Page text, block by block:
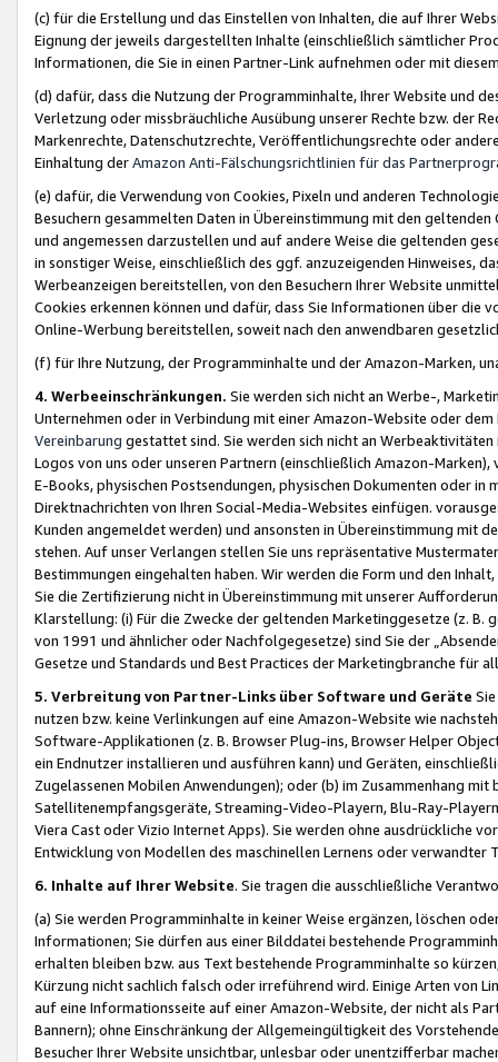
(c) für die Erstellung und das Einstellen von Inhalten, die auf Ihrer
Eignung der jeweils dargestellten Inhalte (einschließlich sämtlicher
Informationen, die Sie in einen Partner-Link aufnehmen oder mit
(d) dafür, dass die Nutzung der Programminhalte, Ihrer Website und
Verletzung oder missbräuchliche Ausübung unserer Rechte bzw. der
Markenrechte, Datenschutzrechte, Veröffentlichungsrechte oder
Einhaltung derAmazon Anti-Fälschungsrichtlinien für das
(e) dafür, die Verwendung von Cookies, Pixeln und anderen
Besuchern gesammelten Daten in Übereinstimmung mit den
und angemessen darzustellen und auf andere Weise die geltenden
in sonstiger Weise, einschließlich des ggf. anzuzeigenden Hinweises,
Werbeanzeigen bereitstellen, von den Besuchern Ihrer Website
Cookies erkennen können und dafür, dass Sie Informationen über die
Online-Werbung bereitstellen, soweit nach den anwendbaren
(f) für Ihre Nutzung, der Programminhalte und der Amazon-Marken,
4. Werbeeinschränkungen. Sie werden sich nicht an Werbe-,
Unternehmen oder in Verbindung mit einer Amazon-Website oder
Vereinbarung gestattet sind. Sie werden sich nicht an
Logos von uns oder unseren Partnern (einschließlich Amazon-
E-Books, physischen Postsendungen, physischen Dokumenten oder in
Direktnachrichten von Ihren Social-Media-Websites einfügen.
Kunden angemeldet werden) und ansonsten in Übereinstimmung mit
stehen. Auf unser Verlangen stellen Sie uns repräsentative
Bestimmungen eingehalten haben. Wir werden die Form und den
Sie die Zertifizierung nicht in Übereinstimmung mit unserer
Klarstellung: (i) Für die Zwecke der geltenden Marketinggesetze (z. B.
von 1991 und ähnlicher oder Nachfolgegesetze) sind Sie der
Gesetze und Standards und Best Practices der Marketingbranche für
5. Verbreitung von Partner-Links über Software und Geräte
nutzen bzw. keine Verlinkungen auf eine Amazon-Website wie
Software-Applikationen (z. B. Browser Plug-ins, Browser Helper
ein Endnutzer installieren und ausführen kann) und Geräten,
Zugelassenen Mobilen Anwendungen); oder (b) im Zusammenhang
Satellitenempfangsgeräte, Streaming-Video-Playern, Blu-Ray-
Viera Cast oder Vizio Internet Apps). Sie werden ohne ausdrückliche
Entwicklung von Modellen des maschinellen Lernens oder
6. Inhalte auf Ihrer Website. Sie tragen die ausschließliche
(a) Sie werden Programminhalte in keiner Weise ergänzen, löschen
Informationen; Sie dürfen aus einer Bilddatei bestehende
erhalten bleiben bzw. aus Text bestehende Programminhalte so
Kürzung nicht sachlich falsch oder irreführend wird. Einige Arten von
auf eine Informationsseite auf einer Amazon-Website, der nicht als
Bannern); ohne Einschränkung der Allgemeingültigkeit des
Besucher Ihrer Website unsichtbar, unlesbar oder unentzifferbar